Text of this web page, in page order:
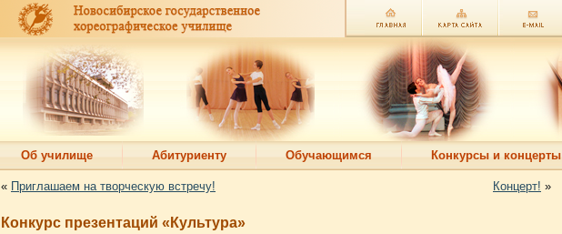
Об училище Абитуриенту Обучающимся Конкурсы и концерты
« Приглашаем на творческую встречу! Концерт! »
Конкурс презентаций «Культура»